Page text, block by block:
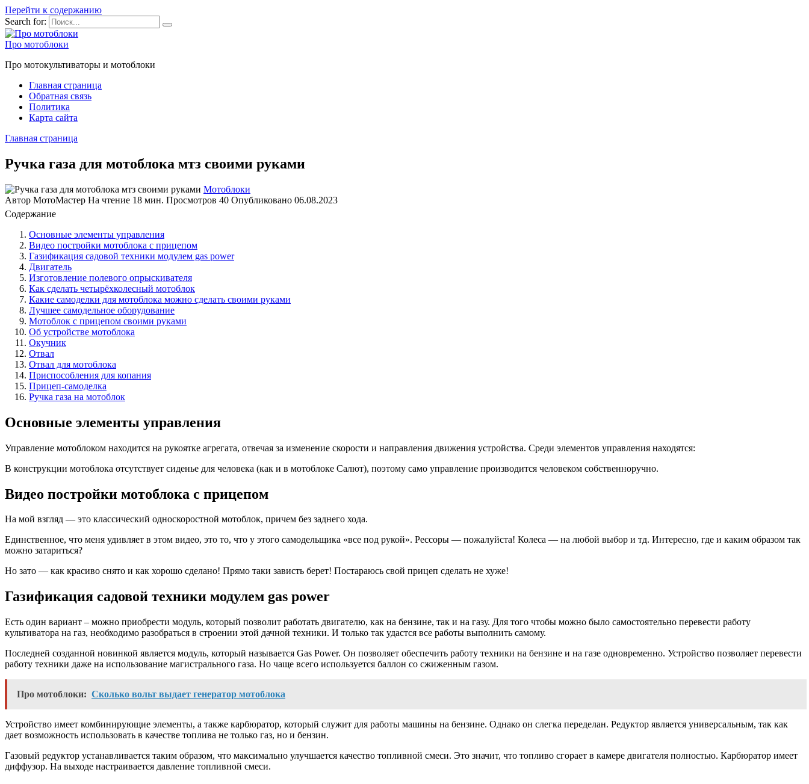
Перейти к содержанию
Search for:
Про мотоблоки
Про мотокультиваторы и мотоблоки
Главная страница
Обратная связь
Политика
Карта сайта
Главная страница
Ручка газа для мотоблока мтз своими руками
Мотоблоки
Автор МотоМастер На чтение 18 мин. Просмотров 40 Опубликовано 06.08.2023
Содержание
Основные элементы управления
Видео постройки мотоблока с прицепом
Газификация садовой техники модулем gas power
Двигатель
Изготовление полевого опрыскивателя
Как сделать четырёхколесный мотоблок
Какие самоделки для мотоблока можно сделать своими руками
Лучшее самодельное оборудование
Мотоблок с прицепом своими руками
Об устройстве мотоблока
Окучник
Отвал
Отвал для мотоблока
Приспособления для копания
Прицеп-самоделка
Ручка газа на мотоблок
Основные элементы управления
Управление мотоблоком находится на рукоятке агрегата, отвечая за изменение скорости и направления движения устройства. Среди элементов управления находятся:
В конструкции мотоблока отсутствует сиденье для человека (как и в мотоблоке Салют), поэтому само управление производится человеком собственноручно.
Видео постройки мотоблока с прицепом
На мой взгляд — это классический односкоростной мотоблок, причем без заднего хода.
Единственное, что меня удивляет в этом видео, это то, что у этого самодельщика «все под рукой». Рессоры — пожалуйста! Колеса — на любой выбор и тд. Интересно, где и каким образом так
можно затариться?
Но зато — как красиво снято и как хорошо сделано! Прямо таки зависть берет! Постараюсь свой прицеп сделать не хуже!
Газификация садовой техники модулем gas power
Есть один вариант – можно приобрести модуль, который позволит работать двигателю, как на бензине, так и на газу. Для того чтобы можно было самостоятельно перевести работу
культиватора на газ, необходимо разобраться в строении этой дачной техники. И только так удастся все работы выполнить самому.
Последней созданной новинкой является модуль, который называется Gas Power. Он позволяет обеспечить работу техники на бензине и на газе одновременно. Устройство позволяет перевести
работу техники даже на использование магистрального газа. Но чаще всего используется баллон со сжиженным газом.
Про мотоблоки: Сколько вольт выдает генератор мотоблока
Устройство имеет комбинирующие элементы, а также карбюратор, который служит для работы машины на бензине. Однако он слегка переделан. Редуктор является универсальным, так как
дает возможность использовать в качестве топлива не только газ, но и бензин.
Газовый редуктор устанавливается таким образом, что максимально улучшается качество топливной смеси. Это значит, что топливо сгорает в камере двигателя полностью. Карбюратор имеет
диффузор. На выходе настраивается давление топливной смеси.